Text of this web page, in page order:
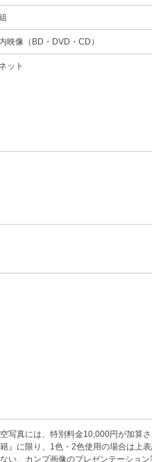
映像（BD・DVD・CD）
ット
写真には、特別料金10,000円が加算さ
』に限り、1色・2色使用の場合は上表
い、カンプ画像のプレゼンテーショ